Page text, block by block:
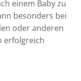
einem Baby zu
besonders bei
oder anderen
erfolgreich